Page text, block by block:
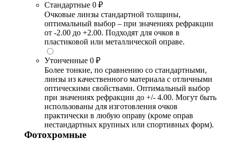
Стандартные 0 ₽
Очковые линзы стандартной толщины,
оптимальный выбор – при значениях рефракции
от -2.00 до +2.00. Подходят для очков в
пластиковой или металлической оправе.
Утонченные 0 ₽
Более тонкие, по сравнению со стандартными,
линзы из качественного материала с отличными
оптическими свойствами. Оптимальный выбор
при значениях рефракции до +/- 4.00. Могут быть
использованы для изготовления очков
практически в любую оправу (кроме оправ
нестандартных крупных или спортивных форм).
Фотохромные